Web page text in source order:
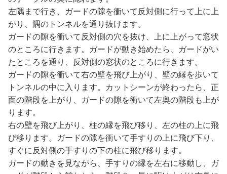
左隅まで行き、ガードの隙を衝いて反対側に行って上に上
がり、隅のトンネルを通り抜けます。
ガードの隙を衝いて反対側の穴を抜け、上に上がって窓状
のところに行きます。ガードが動き始めたら、ガードがい
たところを通り、反対側の窓状のところに行きます。
ガードの隙を衝いて右の壁を飛び上がり、壁の縁を歩いて
トンネルの中に入ります。カットシーンが終わったら、正
面の階段を上がり、ガードの隙を衝いて左奥の階段も上が
ります。
右の壁を飛び上がり、柱の縁を飛び移り、左の柱の上に飛
び移ります。ガードの隙を衝いて手すりの上に飛び下り、
すぐに反対側の手すりの下の柱に飛び移ります。
ガードの動きを見ながら、手すりの縁を左右に移動し、ガ